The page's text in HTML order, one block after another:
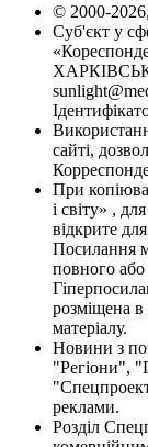
© 2000-
Суб'єкт у
сайті,
При
і світу» ,
відкрите
Посилання
повного або
розміщена в
матеріалу.
Новини з
"Регіони",
реклами.
Розділ